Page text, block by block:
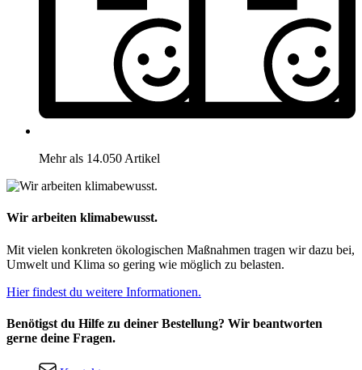
Mehr als 14.050 Artikel
Wir arbeiten klimabewusst.
Mit vielen konkreten ökologischen Maßnahmen tragen wir dazu bei,
Umwelt und Klima so gering wie möglich zu belasten.
Hier findest du weitere Informationen.
Benötigst du Hilfe zu deiner Bestellung? Wir beantworten
gerne deine Fragen.